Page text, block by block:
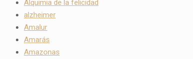
Alquimia de la felicidad
alzheimer
Amalur
Amarás
Amazonas